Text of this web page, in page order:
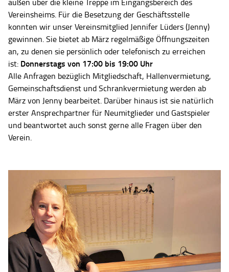
außen über die kleine Treppe im Eingangsbereich des
Vereinsheims. Für die Besetzung der Geschäftsstelle
konnten wir unser Vereinsmitglied Jennifer Lüders (Jenny)
gewinnen. Sie bietet ab März regelmäßige Öffnungszeiten
an, zu denen sie persönlich oder telefonisch zu erreichen
ist: Donnerstags von 17:00 bis 19:00 Uhr
Alle Anfragen bezüglich Mitgliedschaft, Hallenvermietung,
Gemeinschaftsdienst und Schrankvermietung werden ab
März von Jenny bearbeitet. Darüber hinaus ist sie natürlich
erster Ansprechpartner für Neumitglieder und Gastspieler
und beantwortet auch sonst gerne alle Fragen über den
Verein.